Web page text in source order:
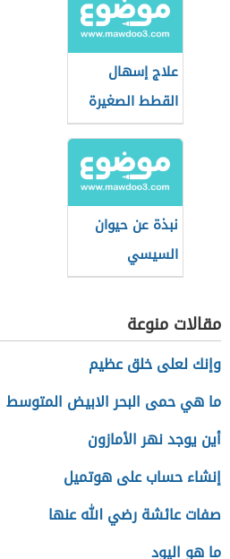
علاج إسهال
القطط الصغيرة
بالنشا
نبذة عن حيوان
السيسي
مقالات منوعة
وإنك لعلى خلق عظيم
ما هي حمى البحر الابيض المتوسط
أين يوجد نهر الأمازون
إنشاء حساب على هوتميل
صفات عائشة رضي الله عنها
ما هو اليود